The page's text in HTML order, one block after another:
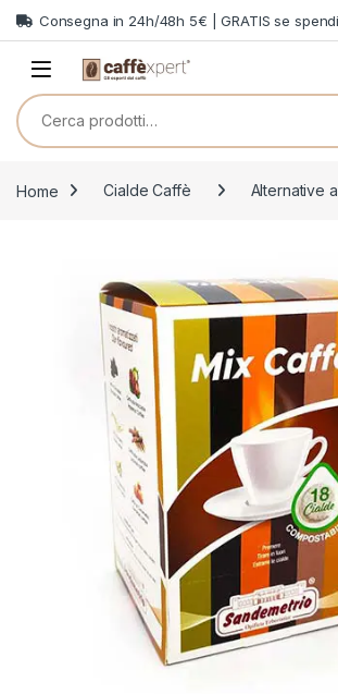
Skip to navigation
Skip to content
Consegna in 24h/48h 5€ | GRATIS se
Cerca:
Home Cialde Caffè Alternative